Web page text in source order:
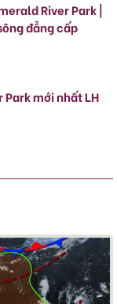
River Park |
đẳng cấp
Park mới nhất LH